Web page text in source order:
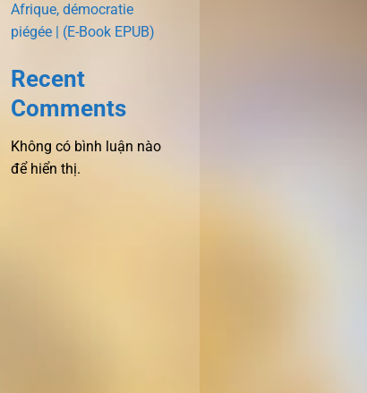
Afrique, démocratie
piégée | (E-Book EPUB)
Recent
Comments
Không có bình luận nào
để hiển thị.